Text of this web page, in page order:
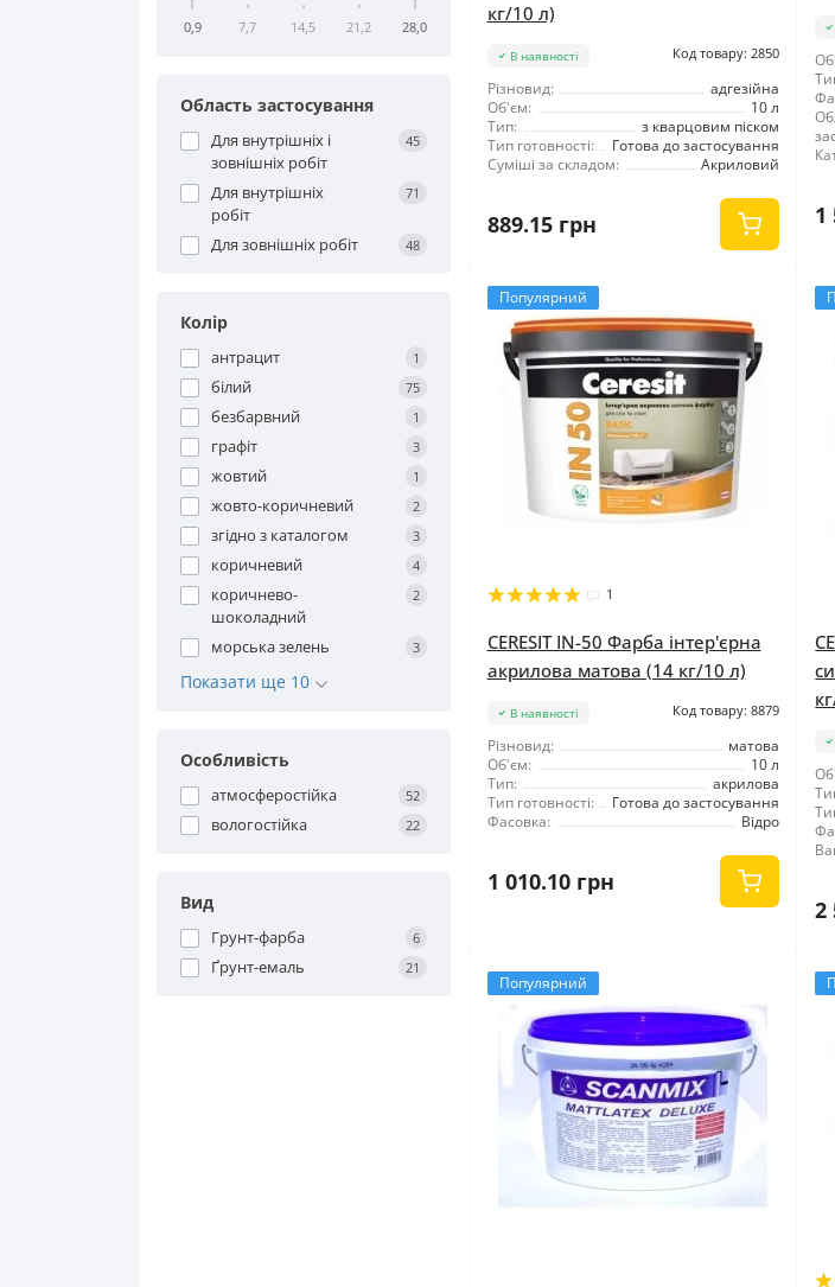
0,9 7,7 14,5 21,2 28,0
Область застосування
Для внутрішніх і
зовнішніх робіт
45
Для внутрішніх
робіт
71
Для зовнішніх робіт 48
Колір
антрацит 1
білий 75
безбарвний 1
графіт 3
жовтий 1
жовто-коричневий 2
згідно з каталогом 3
коричневий 4
коричнево-
шоколадний
2
морська зелень 3
Показати ще 10
Особливість
атмосферостійка 52
вологостійка 22
Вид
Грунт-фарба 6
Ґрунт-емаль 21
кг/10 л)
В наявності Код товару: 2850
Різновид:
адгезійна
Об'єм:
10 л
Тип:
з кварцовим піском
Тип готовності:
Готова до застосування
Суміші за складом:
Акриловий
889.15 грн 1
Популярний
1
CERESIT IN-50 Фарба інтер'єрна
акрилова матова (14 кг/10 л)
В наявності Код товару: 8879
Різновид:
матова
Об'єм:
10 л
Тип:
акрилова
Тип готовності:
Готова до застосування
Фасовка:
Відро
1 010.10 грн
2
Популярний